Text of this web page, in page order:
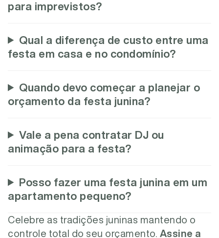
para imprevistos?
Qual a diferença de custo entre uma
festa em casa e no condomínio?
Quando devo começar a planejar o
orçamento da festa junina?
Vale a pena contratar DJ ou
animação para a festa?
Posso fazer uma festa junina em um
apartamento pequeno?
Celebre as tradições juninas mantendo o
controle total do seu orçamento. Assine a